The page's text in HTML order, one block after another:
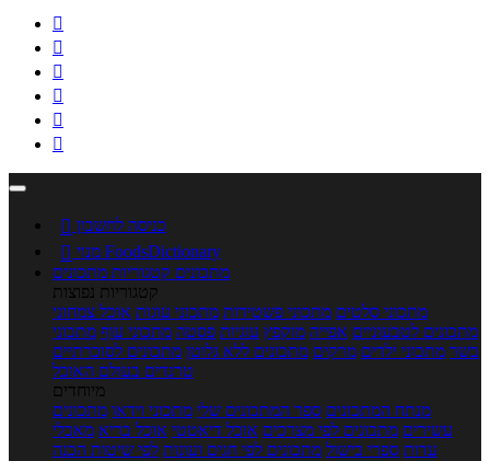






 כניסה לחשבון

מנוי FoodsDictionary
מתכונים קטגוריות מתכונים
קטגוריות נפוצות
מתכוני סלטים מתכוני פשטידות מתכוני עוגות אוכל צמחוני
מתכונים לטבעוניים אפייה מוקפץ עוגיות פסטה מתכוני עוף מתכוני
בשר מתכוני ילדים מרקים מתכונים ללא גלוטן מתכונים לסוכרתיים
טרנדים בעולם האוכל
מיוחדים
מנתח המתכונים ספר המתכונים שלי מתכוני וידאו מתכונים
עשירים מתכונים לפי מצרכים אוכל דיאטטי אוכל בריא מאכלי
עדות ספרי בישול מתכונים לפי חגים ועונות לפי שיטות הכנה